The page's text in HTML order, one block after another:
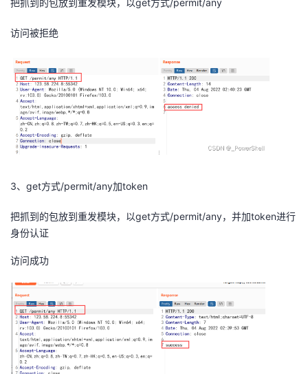
访问被拒绝
3、get方式/permit/any加token
把抓到的包放到重发模块，以get方式/permit/any，并加token进行
身份认证
访问成功